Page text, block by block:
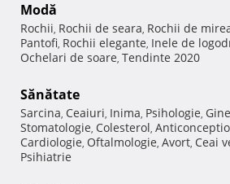
Modă
Rochii, Rochii de seara, Rochii de
Pantofi, Rochii elegante, Inele de
Ochelari de soare, Tendinte 2020
Sănătate
Sarcina, Ceaiuri, Inima, Psihologie,
Stomatologie, Colesterol,
Cardiologie, Oftalmologie, Avort, Ceai
Psihiatrie